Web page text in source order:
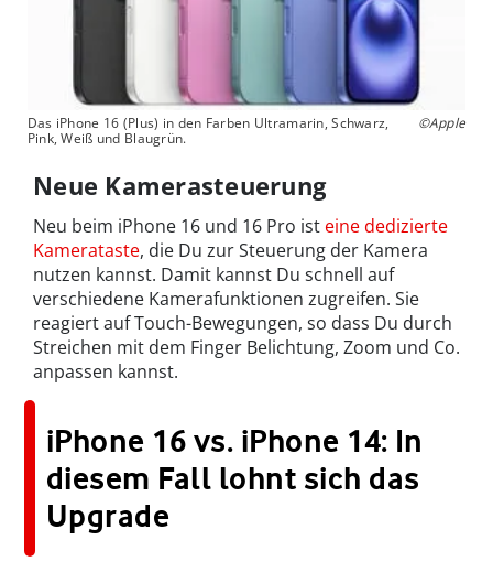
Das iPhone 16 (Plus) in den Farben Ultramarin, Schwarz,
Pink, Weiß und Blaugrün.
©Apple
Neue Kamerasteuerung
Neu beim iPhone 16 und 16 Pro ist eine dedizierte
Kamerataste, die Du zur Steuerung der Kamera
nutzen kannst. Damit kannst Du schnell auf
verschiedene Kamerafunktionen zugreifen. Sie
reagiert auf Touch-Bewegungen, so dass Du durch
Streichen mit dem Finger Belichtung, Zoom und Co.
anpassen kannst.
iPhone 16 vs. iPhone 14: In
diesem Fall lohnt sich das
Upgrade